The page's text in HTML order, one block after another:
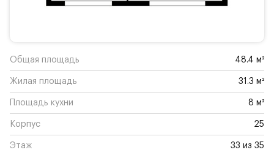
Общая площадь 48.4 м²
Жилая площадь 31.3 м²
Площадь кухни 8 м²
Корпус 25
Этаж 33 из 35